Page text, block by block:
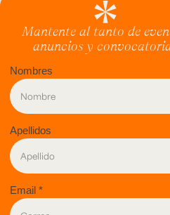
Encuentro Humanidades
genealogías, conocimiento
crean.18 AUG 2026.
evento